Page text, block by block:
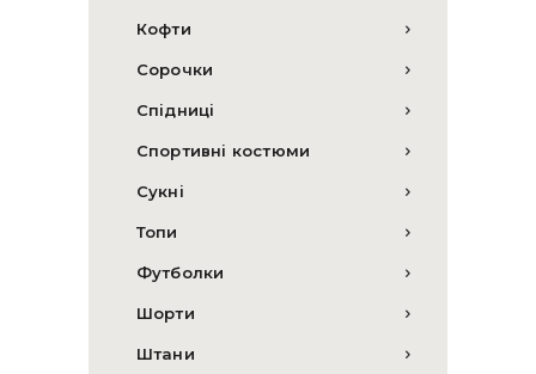
Кофти
Сорочки
Спідниці
Спортивні костюми
Сукні
Топи
Футболки
Шорти
Штани